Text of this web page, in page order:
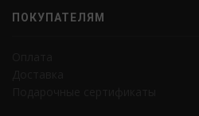
ПОКУПАТЕЛЯМ